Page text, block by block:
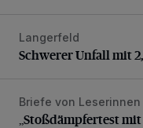
Schwerer Unfall mit
Langerfeld
Schwerer Unfall mit
„Stoßdämpfertest mit
Briefe von
„Stoßdämpfertest